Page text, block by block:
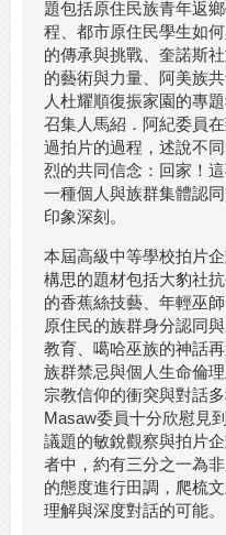
題包括原住民族青年返
程、都市原住民學生如
的傳承與挑戰、奎諾斯
的藝術與力量、阿美族
人杜耀順復振家園的專
召集人馬紹．阿紀委員
過拍片的過程，述說不
烈的共同信念：回家！
一種個人與族群集體認
印象深刻。
本屆高級中等學校拍片
構思的題材包括大豹社
的香蕉絲技藝、年輕巫
原住民的族群身分認同
教育、噶哈巫族的神話
族群禁忌與個人生命倫
宗教信仰的衝突與對話
Masaw委員十分欣慰見
議題的敏銳觀察與拍片
者中，約有三分之一為
的態度進行田調，爬梳
理解與深度對話的可能。